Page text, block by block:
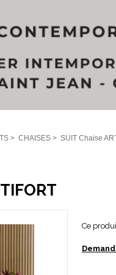
> CHAISES > SUIT Chaise
Ce